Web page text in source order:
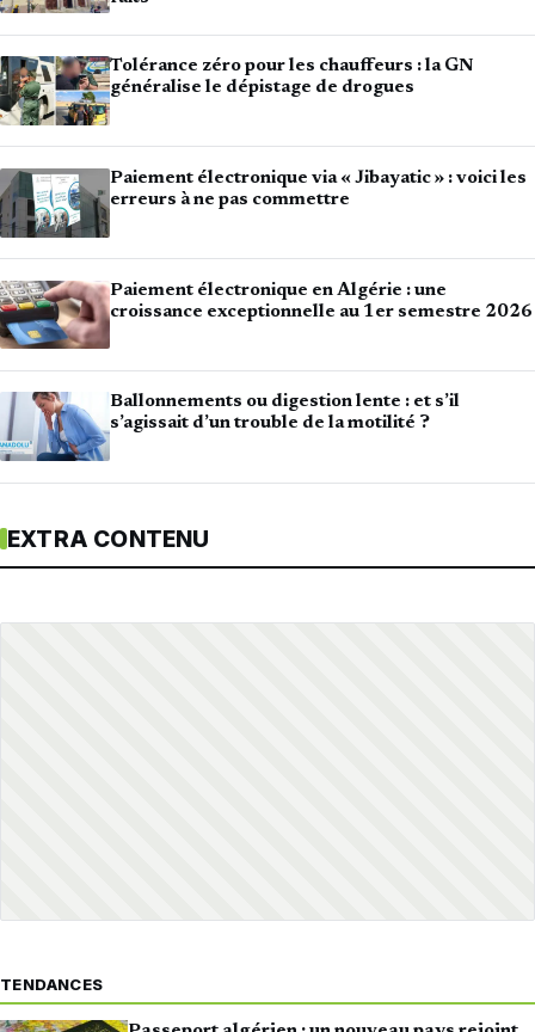
Tolérance zéro pour les chauffeurs : la GN
généralise le dépistage de drogues
Paiement électronique via « Jibayatic » : voici les
erreurs à ne pas commettre
Paiement électronique en Algérie : une
croissance exceptionnelle au 1er semestre 2026
Ballonnements ou digestion lente : et s’il
s’agissait d’un trouble de la motilité ?
EXTRA CONTENU
TENDANCES